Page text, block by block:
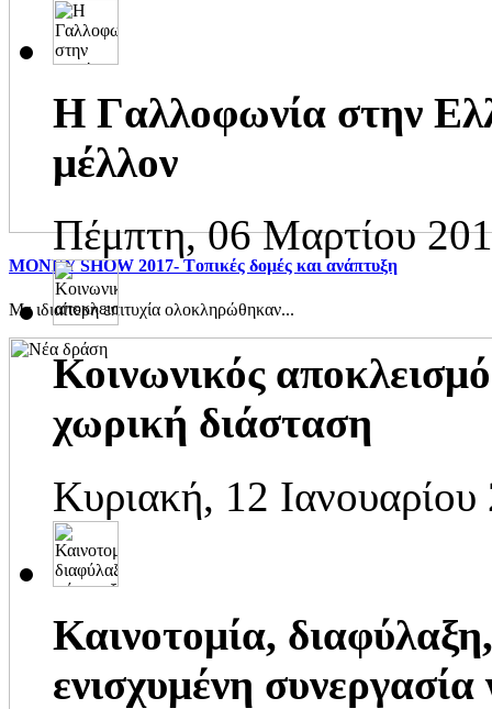
MONEY SHOW 2017- Tοπικές δομές και ανάπτυξη
Με ιδιαίτερη επιτυχία ολοκληρώθηκαν...
H Γαλλοφωνία στην
μέλλον
Πέμπτη, 06 Μαρτίου
Κοινωνικός
χωρική διάσταση
Κυριακή, 12
Καινοτομία,
ενισχυμένη